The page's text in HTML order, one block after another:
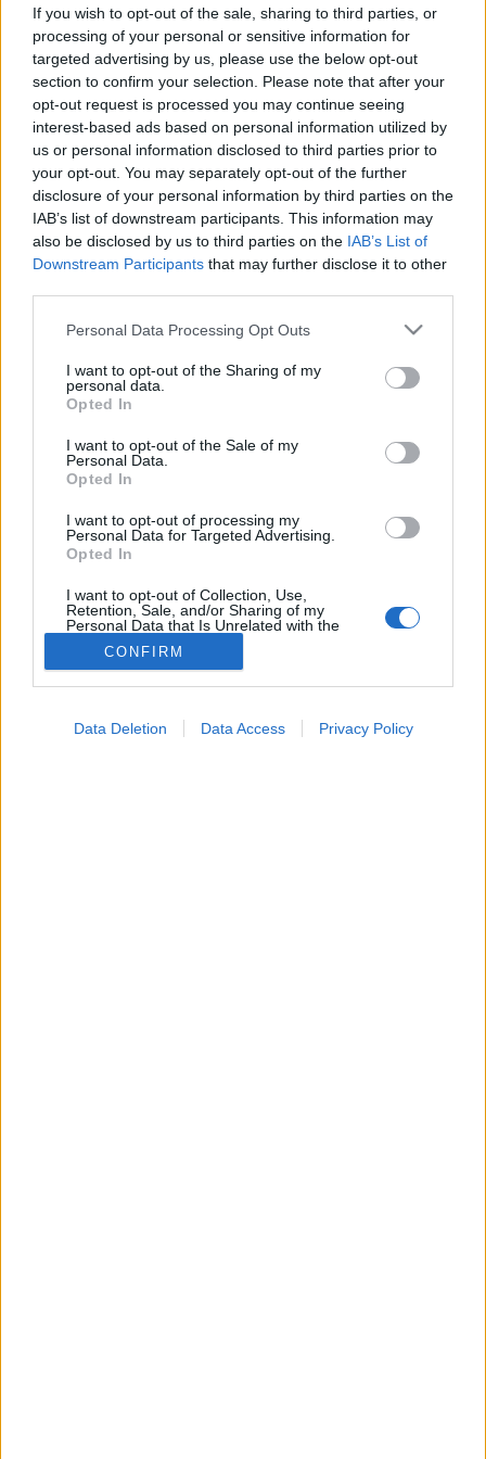
If you wish to opt-out of the sale, sharing to third parties, or
processing of your personal or sensitive information for
targeted advertising by us, please use the below opt-out
section to confirm your selection. Please note that after your
opt-out request is processed you may continue seeing
interest-based ads based on personal information utilized by
us or personal information disclosed to third parties prior to
your opt-out. You may separately opt-out of the further
disclosure of your personal information by third parties on the
IAB’s list of downstream participants. This information may
also be disclosed by us to third parties on the IAB’s List of
Downstream Participants that may further disclose it to other
Please note that this website/app uses one or more Google
not limited to your visit or usage behaviour. You may click to
grant or deny consent to Google and its third-party tags to
use your data for below specified purposes in below Google
consent section.
Personal Data Processing Opt Outs
I want to opt-out of the Sharing of my
personal data.
Opted In
I want to opt-out of the Sale of my
Personal Data.
Opted In
I want to opt-out of processing my
Personal Data for Targeted Advertising.
Opted In
I want to opt-out of Collection, Use,
Retention, Sale, and/or Sharing of my
Personal Data that Is Unrelated with the
Purposes for which it was collected.
Opted Out
CONFIRM
Data Deletion Data Access Privacy Policy
Mi pusztíthatja el a rákos sejteket?
8 jótékony táplálék, amit
gyakrabban is ehetenénk